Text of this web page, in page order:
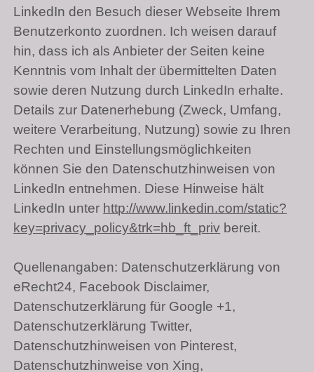
LinkedIn den Besuch dieser Webseite Ihrem
Benutzerkonto zuordnen. Ich weisen darauf
hin, dass ich als Anbieter der Seiten keine
Kenntnis vom Inhalt der übermittelten Daten
sowie deren Nutzung durch LinkedIn erhalte.
Details zur Datenerhebung (Zweck, Umfang,
weitere Verarbeitung, Nutzung) sowie zu Ihren
Rechten und Einstellungsmöglichkeiten
können Sie den Datenschutzhinweisen von
LinkedIn entnehmen. Diese Hinweise hält
LinkedIn unter http://www.linkedin.com/static?
key=privacy_policy&trk=hb_ft_priv bereit.
Quellenangaben: Datenschutzerklärung von
eRecht24, Facebook Disclaimer,
Datenschutzerklärung für Google +1,
Datenschutzerklärung Twitter,
Datenschutzhinweisen von Pinterest,
Datenschutzhinweise von Xing,